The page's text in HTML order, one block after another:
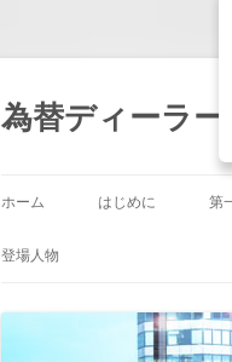
為替ディーラ
ホーム はじめに 第
登場人物